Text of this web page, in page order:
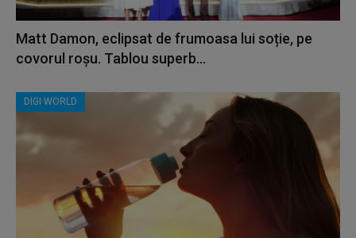
Matt Damon, eclipsat de frumoasa lui soție, pe
covorul roșu. Tablou superb...
DIGI WORLD